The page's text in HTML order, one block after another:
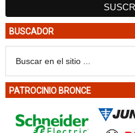
BUSCADOR
PATROCINIO BRONCE